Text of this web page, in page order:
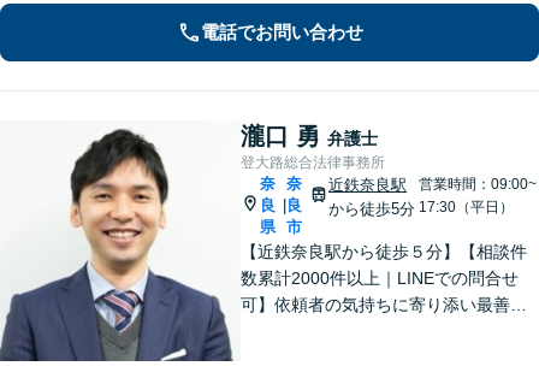
法書士・不動産鑑定士など」相続に関
わる問題を総合的に解決へ導きます
電話でお問い合わせ
瀧口 勇 弁護士
登大路総合法律事務所
奈
良
県
奈
良
市
近鉄奈良駅
から徒歩5分
営業時間：09:00~
17:30（平日）
【近鉄奈良駅から徒歩５分】【相談件
数累計2000件以上｜LINEでの問合せ
可】依頼者の気持ちに寄り添い最善の